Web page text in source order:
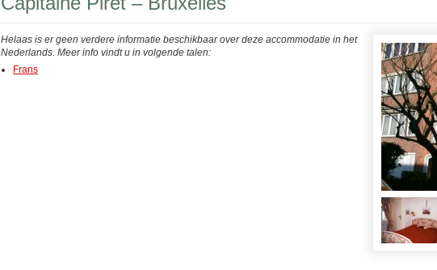
Helaas is er geen verdere informatie beschikbaar over deze accommodatie in het
Nederlands. Meer info vindt u in volgende talen:
Frans